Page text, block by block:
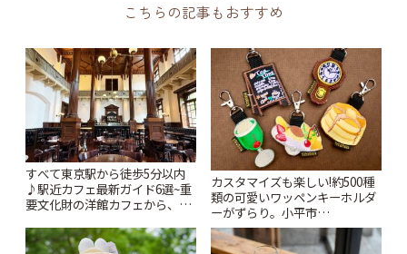
こちらの記事もおすすめ
すべて東京駅から徒歩5分以内
♪駅近カフェ最新ガイド6選~重
要文化財の洋館カフェから、改
りっぷ
カスタマイズも楽しい!約500種
類の可愛いワッペンキーホルダ
ーがずらり。小平市
「Kimamaya T&K」 | ことりっ
ぷ